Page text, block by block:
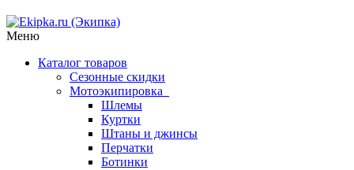
Меню
Каталог товаров
Сезонные скидки
Мотоэкипировка
Шлемы
Куртки
Штаны и джинсы
Перчатки
Ботинки